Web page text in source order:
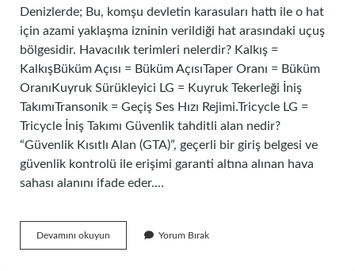
Denizlerde; Bu, komşu devletin karasuları hattı ile o hat
için azami yaklaşma izninin verildiği hat arasındaki uçuş
bölgesidir. Havacılık terimleri nelerdir? Kalkış =
KalkışBüküm Açısı = Büküm AçısıTaper Oranı = Büküm
OranıKuyruk Sürükleyici LG = Kuyruk Tekerleği İniş
TakımıTransonik = Geçiş Ses Hızı ​​​​Rejimi.Tricycle LG =
Tricycle İniş Takımı Güvenlik tahditli alan nedir?
“Güvenlik Kısıtlı Alan (GTA)”, geçerli bir giriş belgesi ve
güvenlik kontrolü ile erişimi garanti altına alınan hava
sahası alanını ifade eder.…
Devamını okuyun
Alan
Yorum Bırak